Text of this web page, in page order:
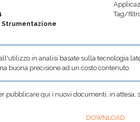
Strumentazione
Tag/
in analisi basate sulla tecnologia
buona precisione ad un costo contenuto.
pubblicare qui i nuovi documenti, in attesa,
DOWNLOAD